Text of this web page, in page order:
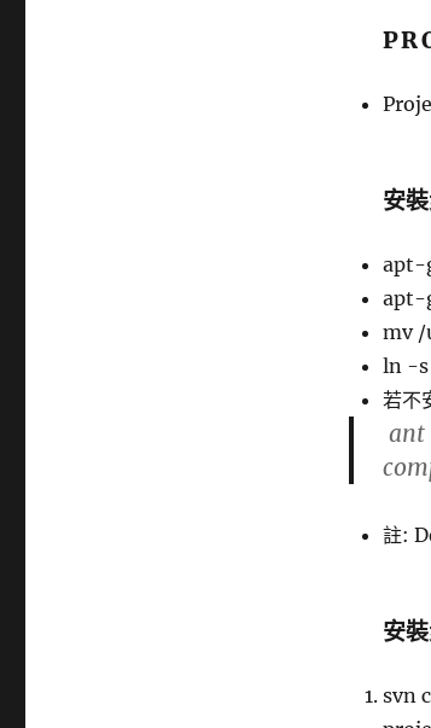
安
apt-
apt-
mv
ln -
若不
ant
註:
安
svn